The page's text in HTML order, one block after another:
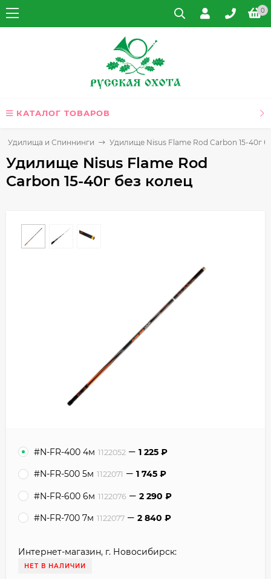
0
КАТАЛОГ ТОВАРОВ
Удилища и Спиннинги Удилище Nisus Flame Rod Carbon 15-40г
Удилище Nisus Flame Rod
Carbon 15-40г без колец
#N-FR-400 4м 1122052 1 225 ₽
#N-FR-500 5м 1122071 1 745 ₽
#N-FR-600 6м 1122076 2 290 ₽
#N-FR-700 7м 1122077 2 840 ₽
Интернет-магазин, г. Новосибирск:
НЕТ В НАЛИЧИИ